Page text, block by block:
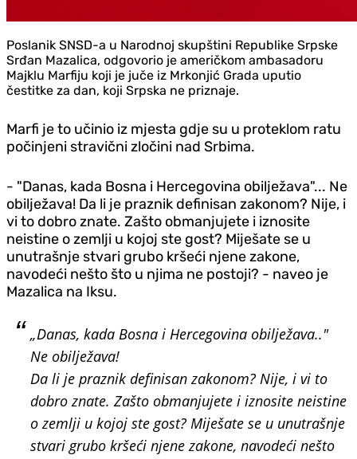
Poslanik SNSD-a u Narodnoj skupštini Republike Srpske
Srđan Mazalica, odgovorio je američkom ambasadoru
Majklu Marfiju koji je juče iz Mrkonjić Grada uputio
čestitke za dan, koji Srpska ne priznaje.
Marfi je to učinio iz mjesta gdje su u proteklom ratu
počinjeni stravični zločini nad Srbima.
- "Danas, kada Bosna i Hercegovina obilježava"... Ne
obilježava! Da li je praznik definisan zakonom? Nije, i
vi to dobro znate. Zašto obmanjujete i iznosite
neistine o zemlji u kojoj ste gost? Miješate se u
unutrašnje stvari grubo kršeći njene zakone,
navodeći nešto što u njima ne postoji? - naveo je
Mazalica na Iksu.
„Danas, kada Bosna i Hercegovina obilježava.."
Ne obilježava!
Da li je praznik definisan zakonom? Nije, i vi to
dobro znate. Zašto obmanjujete i iznosite neistine
o zemlji u kojoj ste gost? Miješate se u unutrašnje
stvari grubo kršeći njene zakone, navodeći nešto